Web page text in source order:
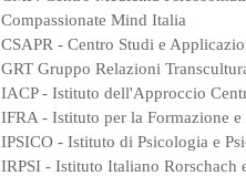
Compassionate Mind Italia
CSAPR - Centro Studi e
GRT Gruppo Relazioni
IACP - Istituto dell'Approccio
IFRA - Istituto per la Formazione
IPSICO - Istituto di Psicologia e
IRPSI - Istituto Italiano Rorschach